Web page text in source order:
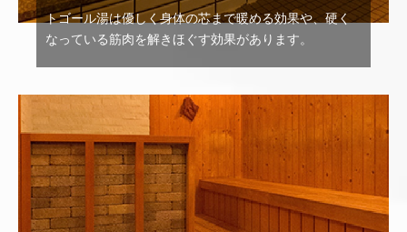
トゴール湯は優しく身体の芯まで暖める効果や、硬く
なっている筋肉を解きほぐす効果があります。